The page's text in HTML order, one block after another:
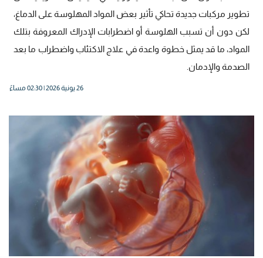
تطوير مركبات جديدة تحاكي تأثير بعض المواد المهلوسة على الدماغ،
لكن دون أن تسبب الهلوسة أو اضطرابات الإدراك المعروفة بتلك
المواد، ما قد يمثل خطوة واعدة في علاج الاكتئاب واضطراب ما بعد
الصدمة والإدمان.
26 يونية 2026 | 02:30 مساءً